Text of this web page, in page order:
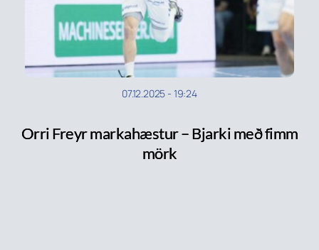
07.12.2025 - 19:24
Orri Freyr markahæstur – Bjarki með fimm
mörk